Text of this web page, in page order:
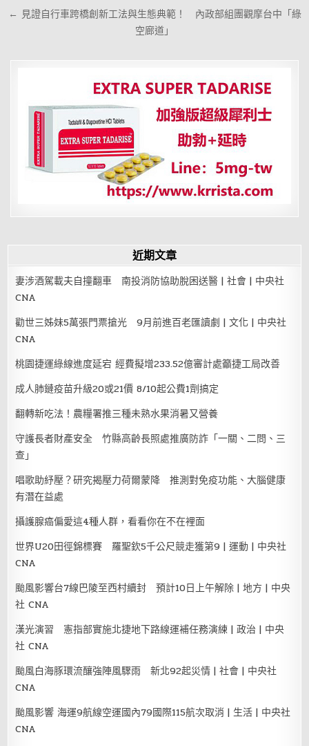
導
← 見證自行車跨橋創新工法與生態典範！ 內政部組團觀摩台中「綠
空廊道」
近期文章
妻涉酒駕載夫自撞翻車 南投消防協助脫困送醫 | 社會 | 中央社
CNA
勸世三姊妹5萬張門票搶光 9月前進百老匯讀劇 | 文化 | 中央社
CNA
桃園捷運綠線進度延宕 經費擬增233.52億審計處籲捷工局改善
成人肺鏈疫苗升級20或21價 8/10起公費1劑搞定
翻轉新吃法！農糧署推三種未熟水果消暑又營養
守護長者財產安全 竹縣高齡長照處推廣防詐「一關、二問、三
查」
唱歌助紓壓？研究揭壓力荷爾蒙降 推測對免疫功能、大腦健康
有潛在益處
攝護腺癌偏愛這4種人群，看看你在不在裡面
世界U20田徑錦標賽 羅聖欽5千公尺競走獲第9 | 運動 | 中央社
CNA
颱風影響台7線巴陵至西村續封 預計10日上午解除 | 地方 | 中央
社 CNA
漢光演習 憲指部實施北捷地下路線運補任務演練 | 政治 | 中央
社 CNA
颱風白海豚環流釀強陣風驟雨 新北92起災情 | 社會 | 中央社
CNA
颱風影響 海運9航線空運國內79國際115航次取消 | 生活 | 中央社
CNA